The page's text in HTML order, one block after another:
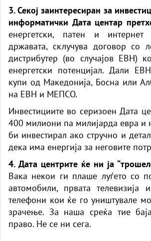
3. Секој заинтересиран за
информатички Дата центар
енергетски, патен и интернет
државата, склучува договор со
дистрибутер (во случајов ЕВН)
енергетски потенцијал. Дали
купи од Македонија, Босна или
на ЕВН и МЕПСО.
Инвестициите во серизоен Дата
400 милиони па милијарда евра и
би инвестирал ако стручно и
дека има енергија за неговите
4. Дата центрите ќе ни ја
Вака некои ги плаше луѓето со
автомобили, првата телевизија
телефони кои ќе го уништувале
зрачење. За наша среќа тие
право. Не се ни сега.